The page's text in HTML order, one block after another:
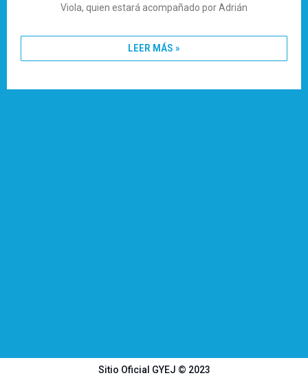
Viola, quien estará acompañado por Adrián
LEER MÁS »
Sitio Oficial GYEJ © 2023